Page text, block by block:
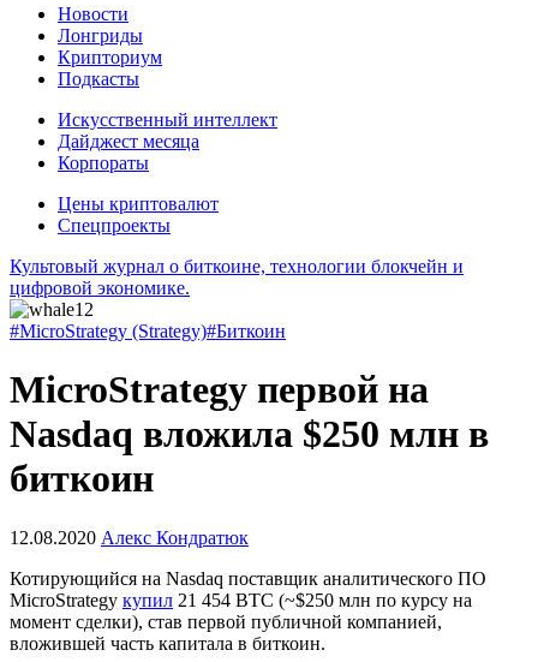
Новости
Лонгриды
Крипториум
Подкасты
Искусственный интеллект
Дайджест месяца
Корпораты
Цены криптовалют
Спецпроекты
Культовый журнал о биткоине, технологии блокчейн и
цифровой экономике.
#MicroStrategy (Strategy)#Биткоин
MicroStrategy первой на
Nasdaq вложила $250 млн в
биткоин
12.08.2020 Алекс Кондратюк
Котирующийся на Nasdaq поставщик аналитического ПО
MicroStrategy купил 21 454 BTC (~$250 млн по курсу на
момент сделки), став первой публичной компанией,
вложившей часть капитала в биткоин.